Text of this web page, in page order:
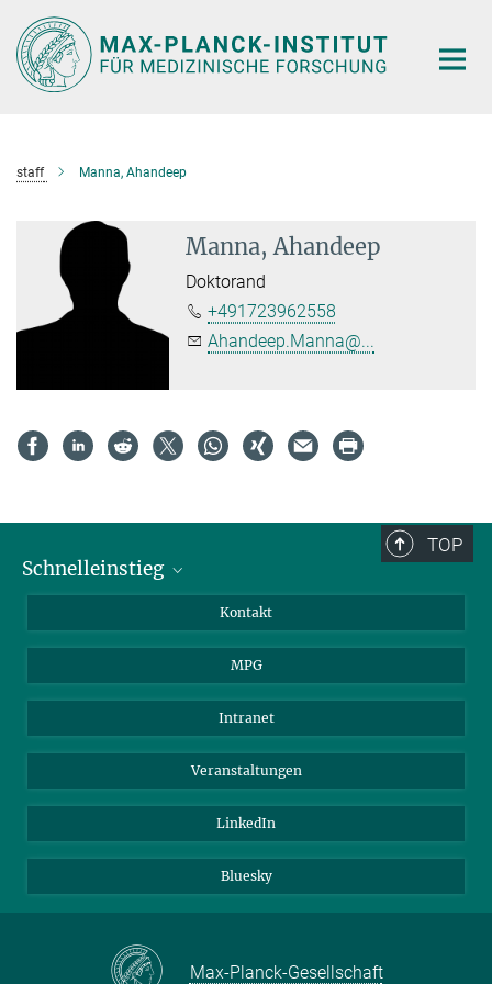
Hauptinhalt
staff Manna, Ahandeep
Manna, Ahandeep
Doktorand
+491723962558
Ahandeep.Manna@...
TOP
Schnelleinstieg
Wissenschaftler*innen
Studierende
Bewerber*innen
Kontakt
MPG
Intranet
Veranstaltungen
LinkedIn
Bluesky
Max-Planck-Gesellschaft